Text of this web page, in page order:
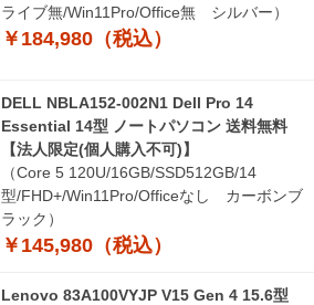
ライブ無/Win11Pro/Office無 シルバー）
￥184,980（税込）
DELL NBLA152-002N1 Dell Pro 14
Essential 14型 ノートパソコン 送料無料
【法人限定(個人購入不可)】
（Core 5 120U/16GB/SSD512GB/14
型/FHD+/Win11Pro/Officeなし カーボンブ
ラック）
￥145,980（税込）
Lenovo 83A100VYJP V15 Gen 4 15.6型